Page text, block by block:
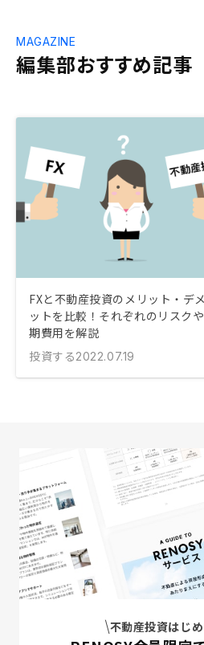
編集部おすすめ記事
MAGAZINE
FXと不動産投資のメリット・デ
ットを比較！それぞれのリスク
期費用を解説
投資する2022.07.19
不動産投資はじ